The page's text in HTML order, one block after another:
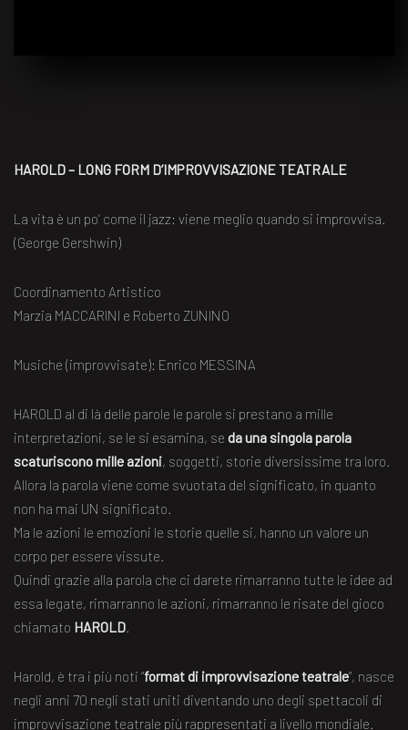
HAROLD – LONG FORM D’IMPROVVISAZIONE TEATRALE
La vita è un po’ come il jazz: viene meglio quando si improvvisa.
(George Gershwin)
Coordinamento Artistico
Marzia MACCARINI e Roberto ZUNINO
Musiche (improvvisate): Enrico MESSINA
HAROLD al di là delle parole le parole si prestano a mille
interpretazioni, se le si esamina, se da una singola parola
scaturiscono mille azioni, soggetti, storie diversissime tra loro.
Allora la parola viene come svuotata del significato, in quanto
non ha mai UN significato.
Ma le azioni le emozioni le storie quelle si, hanno un valore un
corpo per essere vissute.
Quindi grazie alla parola che ci darete rimarranno tutte le idee ad
essa legate, rimarranno le azioni, rimarranno le risate del gioco
chiamato HAROLD.
Harold, è tra i più noti “format di improvvisazione teatrale”, nasce
negli anni 70 negli stati uniti diventando uno degli spettacoli di
improvvisazione teatrale più rappresentati a livello mondiale.